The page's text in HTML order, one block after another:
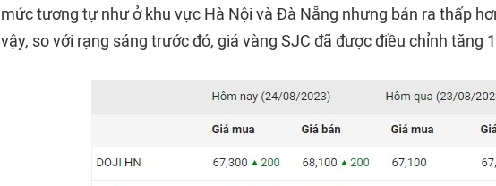
mức tương tự như ở khu vực Hà Nội và Đà Nẵng nhưng bán ra thấp
vậy, so với rạng sáng trước đó, giá vàng SJC đã được điều chỉnh tăng